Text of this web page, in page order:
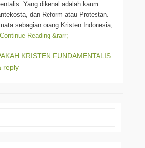
Yang dikenal adalah kaum
dan Reform atau Protestan.
sebagian orang Kristen Indonesia,
Continue Reading &rarr;
KRISTEN FUNDAMENTALIS
reply